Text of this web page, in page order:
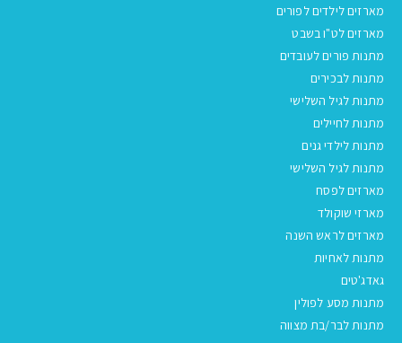
מארזים לילדים לפורים
מארזים לט"ו בשבט
מתנות פורים לעובדים
מתנות לבכירים
מתנות לגיל השלישי
מתנות לחיילים
מתנות לילדי גנים
מתנות לגיל השלישי
מארזים לפסח
מארזי שוקולד
מארזים לראש השנה
מתנות לאחיות
גאדג'טים
מתנות מסע לפולין
מתנות לבר/בת מצווה